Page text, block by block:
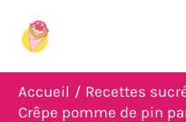
contenu
Accueil
Recettes
Crêpe pomme de pin
e
c
h